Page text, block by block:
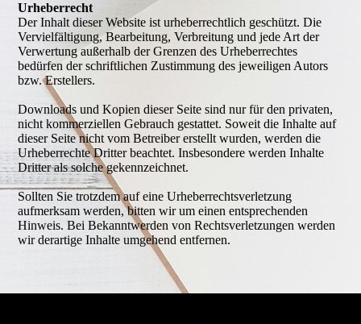
Urheberrecht
Der Inhalt dieser Website ist urheberrechtlich geschützt. Die
Vervielfältigung, Bearbeitung, Verbreitung und jede Art der
Verwertung außerhalb der Grenzen des Urheberrechtes
bedürfen der schriftlichen Zustimmung des jeweiligen Autors
bzw. Erstellers.
Downloads und Kopien dieser Seite sind nur für den privaten,
nicht kommerziellen Gebrauch gestattet. Soweit die Inhalte auf
dieser Seite nicht vom Betreiber erstellt wurden, werden die
Urheberrechte Dritter beachtet. Insbesondere werden Inhalte
Dritter als solche gekennzeichnet.
Sollten Sie trotzdem auf eine Urheberrechtsverletzung
aufmerksam werden, bitten wir um einen entsprechenden
Hinweis. Bei Bekanntwerden von Rechtsverletzungen werden
wir derartige Inhalte umgehend entfernen.